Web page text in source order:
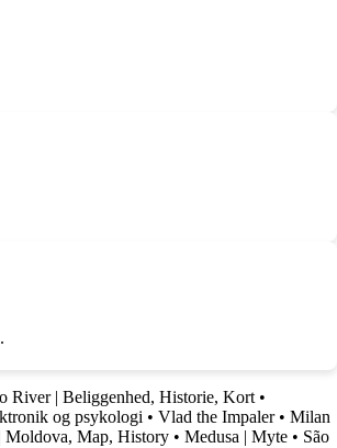
River | Beliggenhed, Historie, Kort •
og psykologi • Vlad the Impaler• Milan
Moldova, Map, History • Medusa | Myte • São